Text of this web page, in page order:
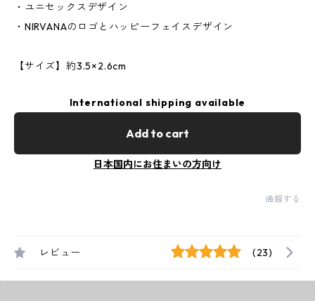
・ユニセックスデザイン
・NIRVANAのロゴとハッピーフェイスデザイン
【サイズ】約3.5×2.6cm
International shipping available
Add to cart
日本国内にお住まいの方向け
通報する
レビュー (23)